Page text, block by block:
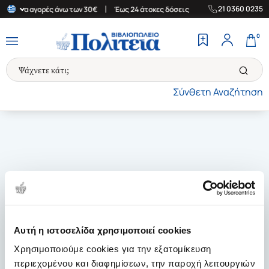
Αυτή η ιστοσελίδα χρησιμοποιεί cookies
Χρησιμοποιούμε cookies για την εξατομίκευση
περιεχομένου και διαφημίσεων, την παροχή λειτουργιών
για αγορές άνω των 30€ Έως 24 άτοκες δόσεις | Δωρεάν
21 0360 0235
Σύνθετη Αναζήτηση
0